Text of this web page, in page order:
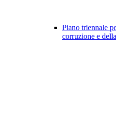
Piano triennale
corruzione e